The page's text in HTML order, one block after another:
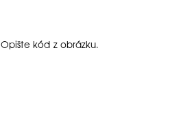
Opište kód z obrázku.